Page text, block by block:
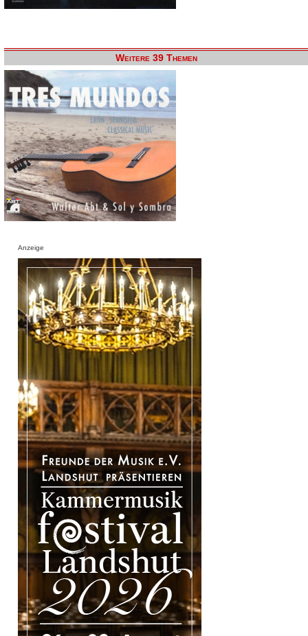
Weitere 39 Themen
Anzeige